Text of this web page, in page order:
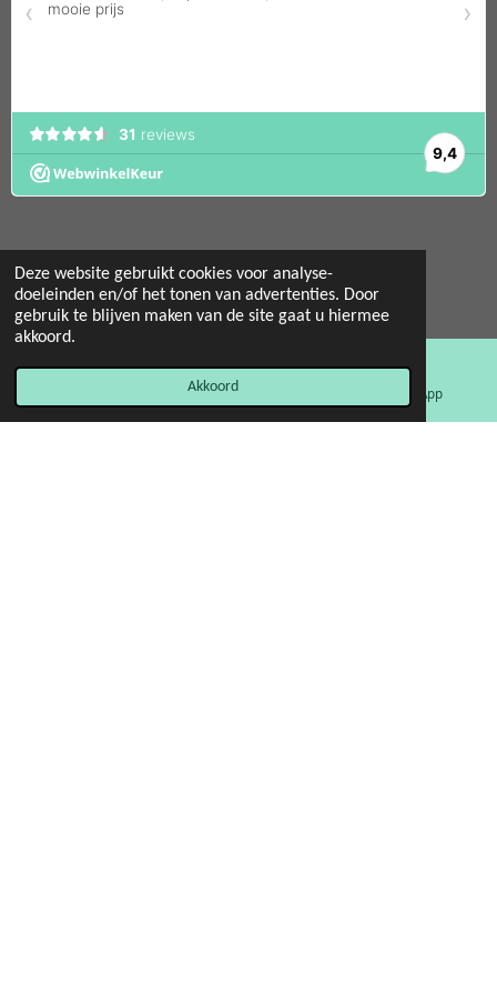
Deze website gebruikt cookies voor analyse-
doeleinden en/of het tonen van advertenties. Door
gebruik te blijven maken van de site gaat u hiermee
akkoord.
Akkoord
© 2022 - 2026 Mint 11 giftstore
Powered by JouwWeb
Facebook WhatsApp